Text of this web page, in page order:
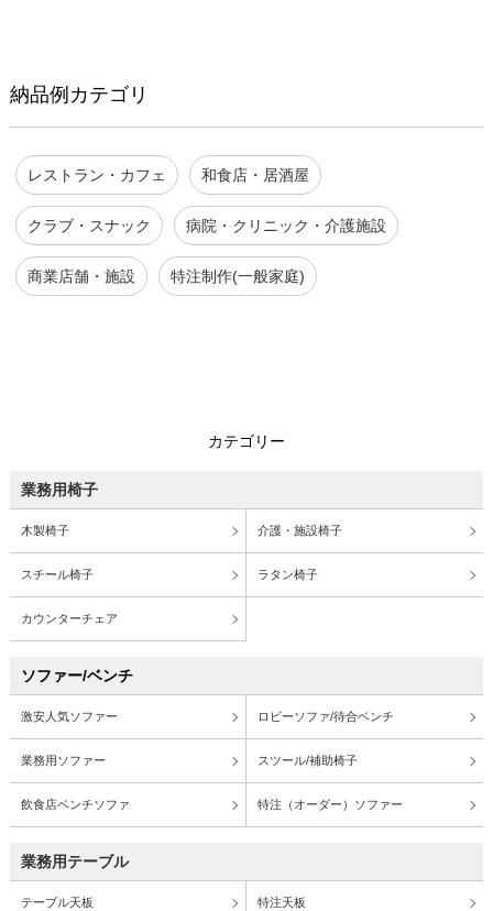
納品例カテゴリ
レストラン・カフェ 和食店・居酒屋
クラブ・スナック 病院・クリニック・介護施設
商業店舗・施設 特注制作(一般家庭)
カテゴリー
業務用椅子
木製椅子 介護・施設椅子
スチール椅子 ラタン椅子
カウンターチェア
ソファー/ベンチ
激安人気ソファー ロビーソファ/待合ベンチ
業務用ソファー スツール/補助椅子
飲食店ベンチソファ 特注（オーダー）ソファー
業務用テーブル
テーブル天板 特注天板